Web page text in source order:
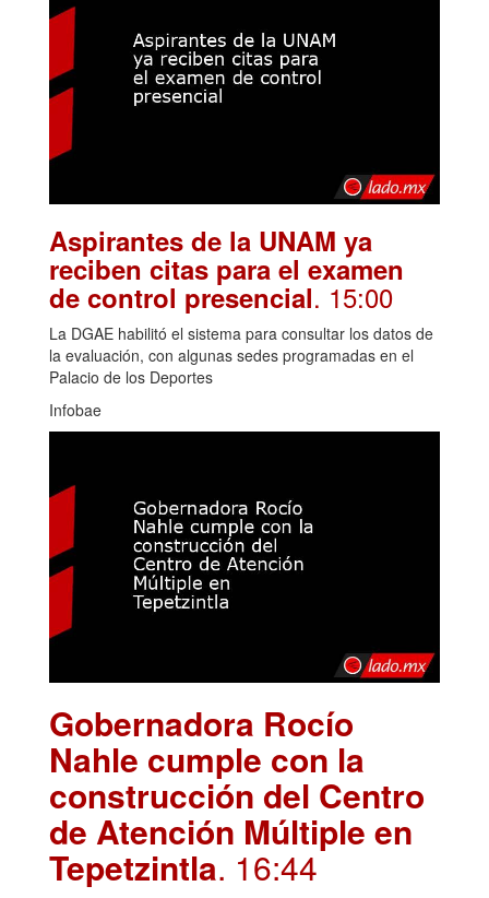
Aspirantes de la UNAM ya
reciben citas para el examen
de control presencial. 15:00
La DGAE habilitó el sistema para consultar los datos de
la evaluación, con algunas sedes programadas en el
Palacio de los Deportes
Infobae
Gobernadora Rocío
Nahle cumple con la
construcción del Centro
de Atención Múltiple en
Tepetzintla. 16:44